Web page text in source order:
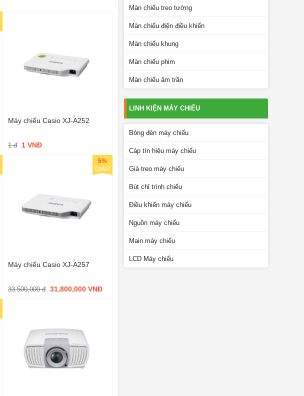
Máy chiếu Casio XJ-A252
1 đ 1 VNĐ
Máy chiếu Casio XJ-A257
33,500,000 đ 31,800,000 VNĐ
5%
GIẢM
Màn chiếu treo tường
Màn chiếu điện điều khiển
Màn chiếu khung
Màn chiếu phim
Màn chiếu âm trần
LINH KIỆN MÁY CHIẾU
Bóng đèn máy chiếu
Cáp tín hiệu máy chiếu
Giá treo máy chiếu
Bút chỉ trình chiếu
Điều khiển máy chiếu
Nguồn máy chiếu
Main máy chiếu
LCD Máy chiếu